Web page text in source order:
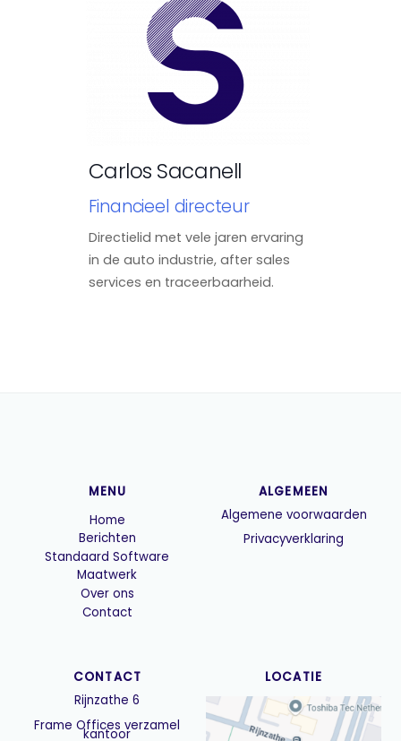
Carlos Sacanell
Financieel directeur
Directielid met vele jaren ervaring
in de auto industrie, after sales
services en traceerbaarheid.
MENU
Home
Berichten
Standaard Software
Maatwerk
Over ons
Contact
ALGEMEEN
Algemene voorwaarden
Privacyverklaring
CONTACT
Rijnzathe 6
Frame Offices verzamel
kantoor
LOCATIE